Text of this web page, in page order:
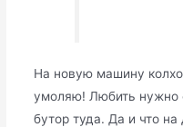
На новую машину
умоляю! Любить нужно
бутор туда. Да и что